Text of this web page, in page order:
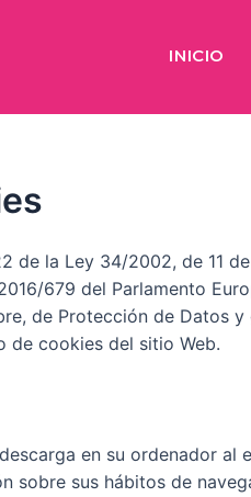
INICIO
de la Ley 34/2002, de 11
679 del Parlamento
de Protección de Datos
de cookies del sitio Web.
en su ordenador
sobre sus hábitos de